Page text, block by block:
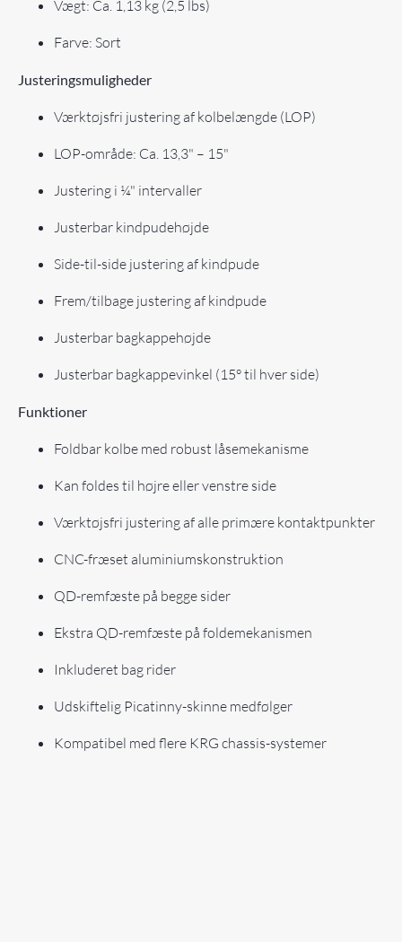
Vægt: Ca. 1,13 kg (2,5 lbs)
Farve: Sort
Justeringsmuligheder
Værktøjsfri justering af kolbelængde (LOP)
LOP-område: Ca. 13,3" – 15"
Justering i ¼" intervaller
Justerbar kindpudehøjde
Side-til-side justering af kindpude
Frem/tilbage justering af kindpude
Justerbar bagkappehøjde
Justerbar bagkappevinkel (15° til hver side)
Funktioner
Foldbar kolbe med robust låsemekanisme
Kan foldes til højre eller venstre side
Værktøjsfri justering af alle primære kontaktpunkter
CNC-fræset aluminiumskonstruktion
QD-remfæste på begge sider
Ekstra QD-remfæste på foldemekanismen
Inkluderet bag rider
Udskiftelig Picatinny-skinne medfølger
Kompatibel med flere KRG chassis-systemer